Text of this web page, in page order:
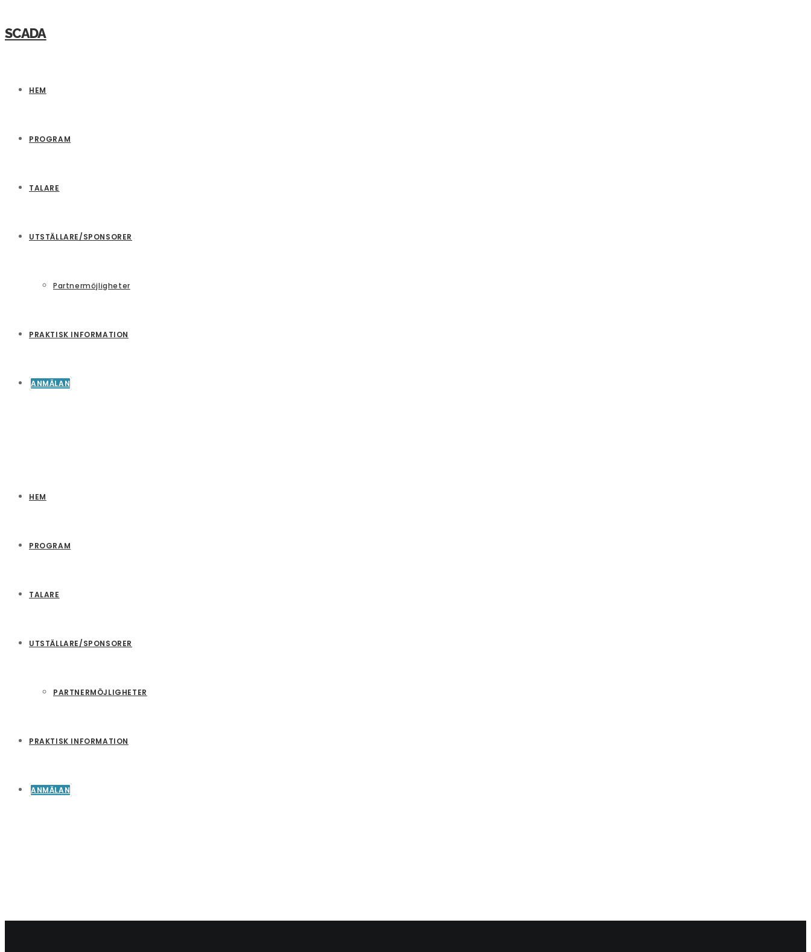
SCADA
HEM
PROGRAM
TALARE
UTSTÄLLARE/SPONSORER
Partnermöjligheter
PRAKTISK INFORMATION
ANMÄLAN
HEM
PROGRAM
TALARE
UTSTÄLLARE/SPONSORER
PARTNERMÖJLIGHETER
PRAKTISK INFORMATION
ANMÄLAN